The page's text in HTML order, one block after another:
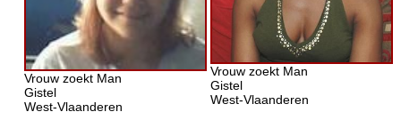
Vrouw zoekt Man
Gistel
West-Vlaanderen
Vrouw zoekt Man
Gistel
West-Vlaanderen